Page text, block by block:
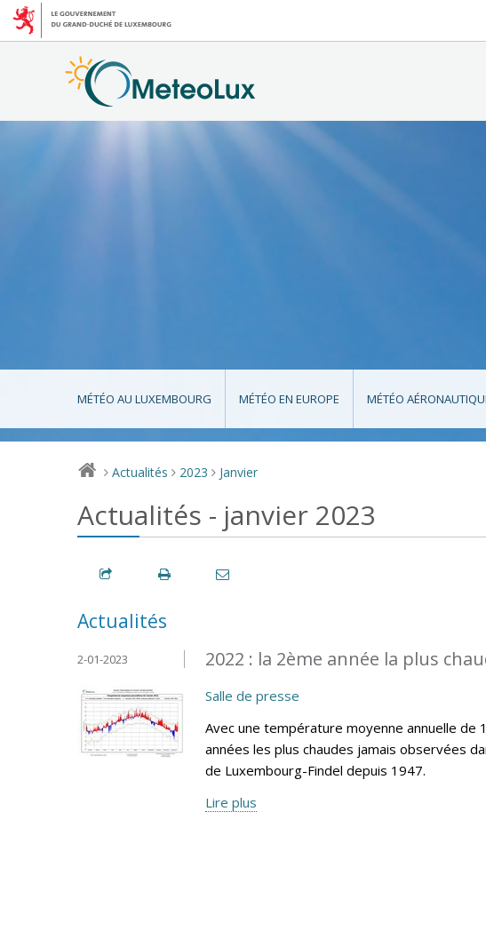
MÉTÉO AU LUXEMBOURG MÉTÉO EN EUROPE MÉTÉO
> Actualités > 2023 > Janvier
Actualités - janvier 2023
Actualités
2022 : la 2ème année la plus
2-01-2023
Salle de presse
Avec une température moyenne annuelle de
années les plus chaudes jamais observées
de Luxembourg-Findel depuis 1947.
Lire plus